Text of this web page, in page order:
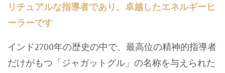
リチュアルな指導者であり、卓越したエネルギーヒ
ーラーです
インド2700年の歴史の中で、最高位の精神的指導者
だけがもつ「ジャガットグル」の名称を与えられた